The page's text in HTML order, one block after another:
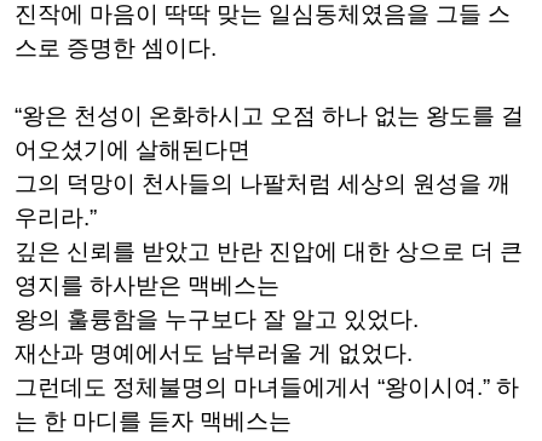
진작에 마음이 딱딱 맞는 일심동체였음을 그들 스
스로 증명한 셈이다.
“왕은 천성이 온화하시고 오점 하나 없는 왕도를 걸
어오셨기에 살해된다면
그의 덕망이 천사들의 나팔처럼 세상의 원성을 깨
우리라.”
깊은 신뢰를 받았고 반란 진압에 대한 상으로 더 큰
영지를 하사받은 맥베스는
왕의 훌륭함을 누구보다 잘 알고 있었다.
재산과 명예에서도 남부러울 게 없었다.
그런데도 정체불명의 마녀들에게서 “왕이시여.” 하
는 한 마디를 듣자 맥베스는